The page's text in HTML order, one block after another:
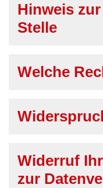
Hinweis
Stelle
Welche
Widerruf
zur